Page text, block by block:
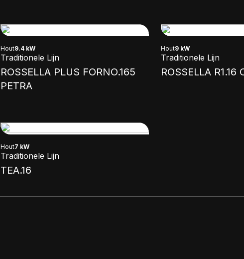
Hout9.4 kW
Traditionele Lijn
ROSSELLA PLUS FORNO.165
PETRA
Hout9 kW
Traditionele Lijn
ROSSELLA R1.16
Hout7 kW
Traditionele Lijn
TEA.16